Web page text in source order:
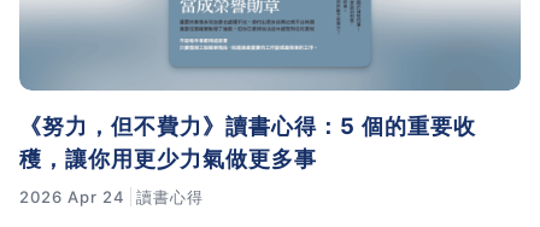
《努力，但不費力》讀書心得：5 個的重要收
穫，讓你用更少力氣做更多事
2026 Apr 24 讀書心得